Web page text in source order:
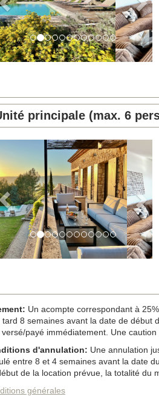
principale (max. 6
Previous
Un acompte correspondant à
tard 8 semaines avant la date de début
payé immédiatement. Une
d'annulation: Une annulation
entre 8 et 4 semaines avant la date
de la location prévue, la totalité du
générales